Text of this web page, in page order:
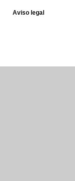
Aviso legal